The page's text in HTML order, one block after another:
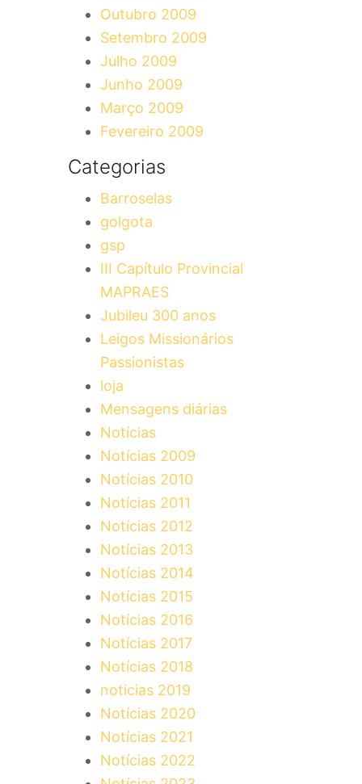
Outubro 2009
Setembro 2009
Julho 2009
Junho 2009
Março 2009
Fevereiro 2009
Categorias
Barroselas
golgota
gsp
III Capítulo Provincial
MAPRAES
Jubileu 300 anos
Leigos Missionários
Passionistas
loja
Mensagens diárias
Notícias
Notícias 2009
Notícias 2010
Notícias 2011
Notícias 2012
Notícias 2013
Notícias 2014
Notícias 2015
Notícias 2016
Notícias 2017
Notícias 2018
noticias 2019
Notícias 2020
Notícias 2021
Notícias 2022